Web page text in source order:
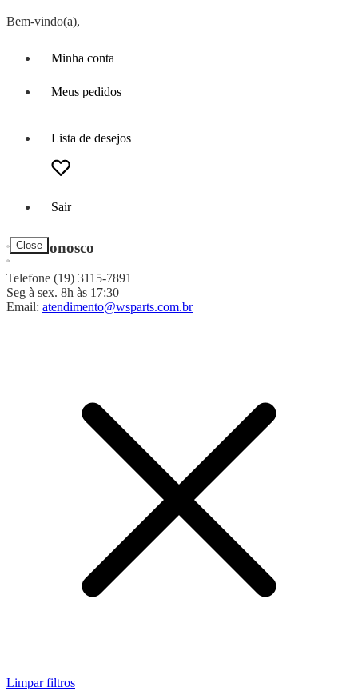
Bem-vindo(a),
Minha conta
Meus pedidos
Lista de desejos
Sair
Close
Fale Conosco
Telefone (19) 3115-7891
Seg à sex. 8h às 17:30
Email: atendimento@wsparts.com.br
Limpar filtros